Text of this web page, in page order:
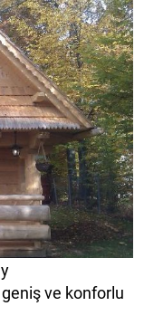
ve konforlu